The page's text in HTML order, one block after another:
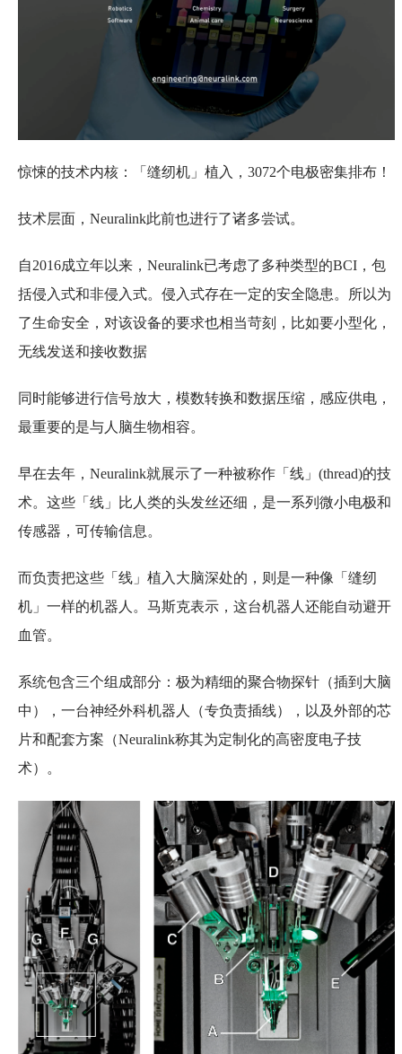
惊悚的技术内核：「缝纫机」植入，3072个电极密集排布！
技术层面，Neuralink此前也进行了诸多尝试。
自2016成立年以来，Neuralink已考虑了多种类型的BCI，包
括侵入式和非侵入式。侵入式存在一定的安全隐患。所以为
了生命安全，对该设备的要求也相当苛刻，比如要小型化，
无线发送和接收数据
同时能够进行信号放大，模数转换和数据压缩，感应供电，
最重要的是与人脑生物相容。
早在去年，Neuralink就展示了一种被称作「线」(thread)的技
术。这些「线」比人类的头发丝还细，是一系列微小电极和
传感器，可传输信息。
而负责把这些「线」植入大脑深处的，则是一种像「缝纫
机」一样的机器人。马斯克表示，这台机器人还能自动避开
血管。
系统包含三个组成部分：极为精细的聚合物探针（插到大脑
中），一台神经外科机器人（专负责插线），以及外部的芯
片和配套方案（Neuralink称其为定制化的高密度电子技
术）。